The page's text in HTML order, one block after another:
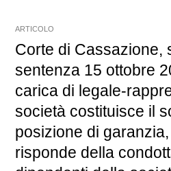
ARTICOLO
Corte di Cassazione,
sentenza 15 ottobre
carica di legale-
società costituisce il
posizione di
risponde della